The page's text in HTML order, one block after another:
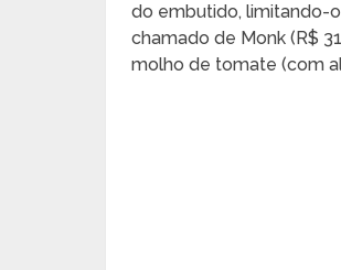
do embutido, limitando-
chamado de Monk (R$
molho de tomate (com